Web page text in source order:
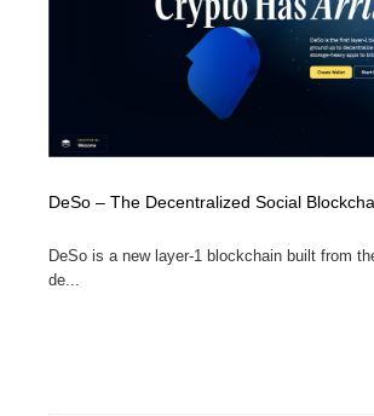
DeSo – The Decentralized Social
DeSo is a new layer-1 blockchain built from
de...